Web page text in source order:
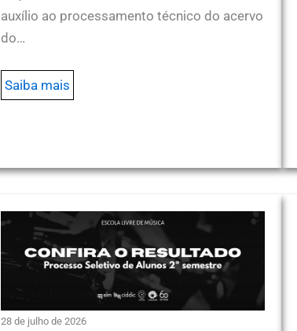
auxílio ao processamento técnico do acervo
do…
Saiba mais
28 de julho de 2026